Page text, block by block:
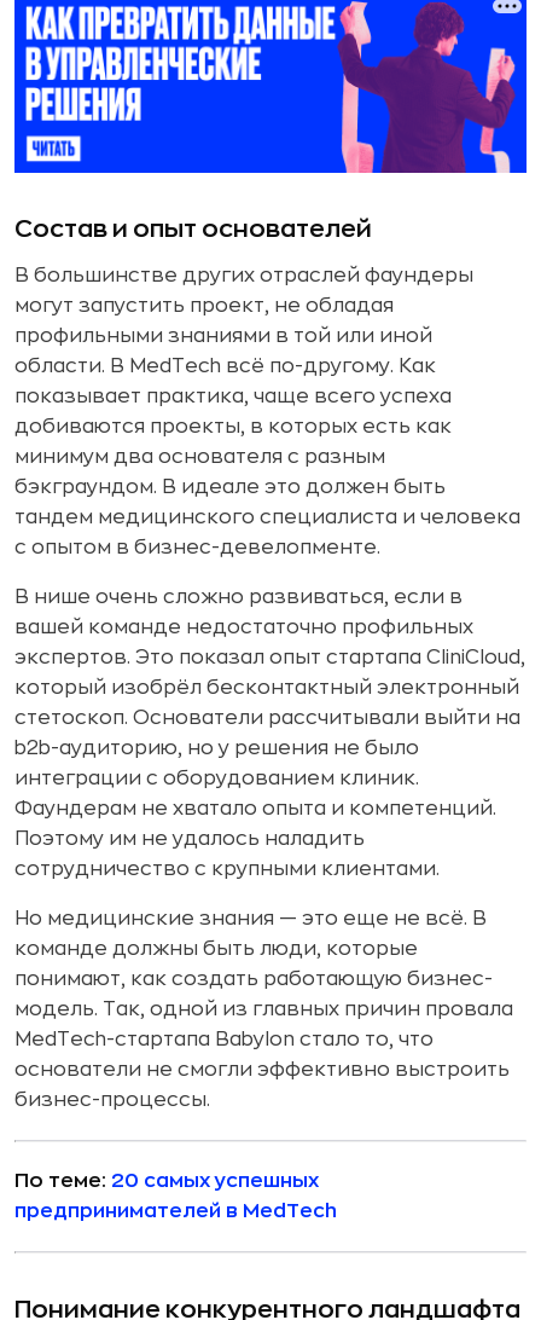
Состав и опыт основателей
В большинстве других отраслей фаундеры
могут запустить проект, не обладая
профильными знаниями в той или иной
области. В MedTech всё по-другому. Как
показывает практика, чаще всего успеха
добиваются проекты, в которых есть как
минимум два основателя с разным
бэкграундом. В идеале это должен быть
тандем медицинского специалиста и человека
с опытом в бизнес-девелопменте.
В нише очень сложно развиваться, если в
вашей команде недостаточно профильных
экспертов. Это показал опыт стартапа CliniCloud,
который изобрёл бесконтактный электронный
стетоскоп. Основатели рассчитывали выйти на
b2b-аудиторию, но у решения не было
интеграции с оборудованием клиник.
Фаундерам не хватало опыта и компетенций.
Поэтому им не удалось наладить
сотрудничество с крупными клиентами.
Но медицинские знания — это еще не всё. В
команде должны быть люди, которые
понимают, как создать работающую бизнес-
модель. Так, одной из главных причин провала
MedTech-стартапа Babylon стало то, что
основатели не смогли эффективно выстроить
бизнес-процессы.
По теме: 20 самых успешных
предпринимателей в MedTech
Понимание конкурентного ландшафта